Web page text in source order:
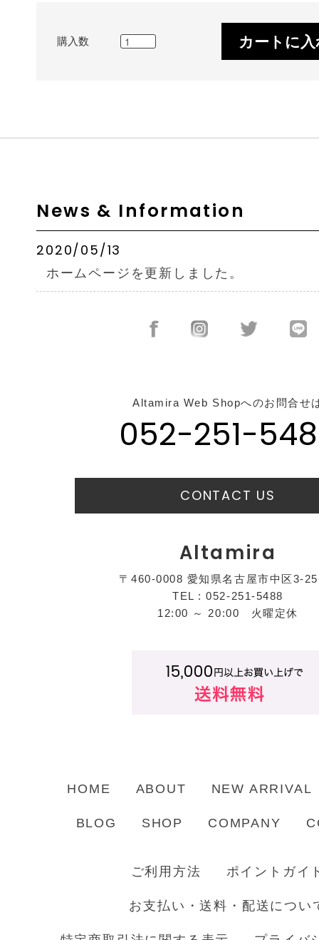
購入数 カートに
News & Information
2020/05/13
ホームページを更新しました。
Altamira Web Shopへのお問合せ
052-251-
CONTACT US
Altamira
〒460-0008 愛知県名古屋市中区3-
TEL : 052-251-5488
12:00 ～ 20:00 火曜定休
HOME ABOUT NEW ARRIVAL
BLOG SHOP COMPANY
ご利用方法 ポイントガイ
お支払い・送料・配送につい